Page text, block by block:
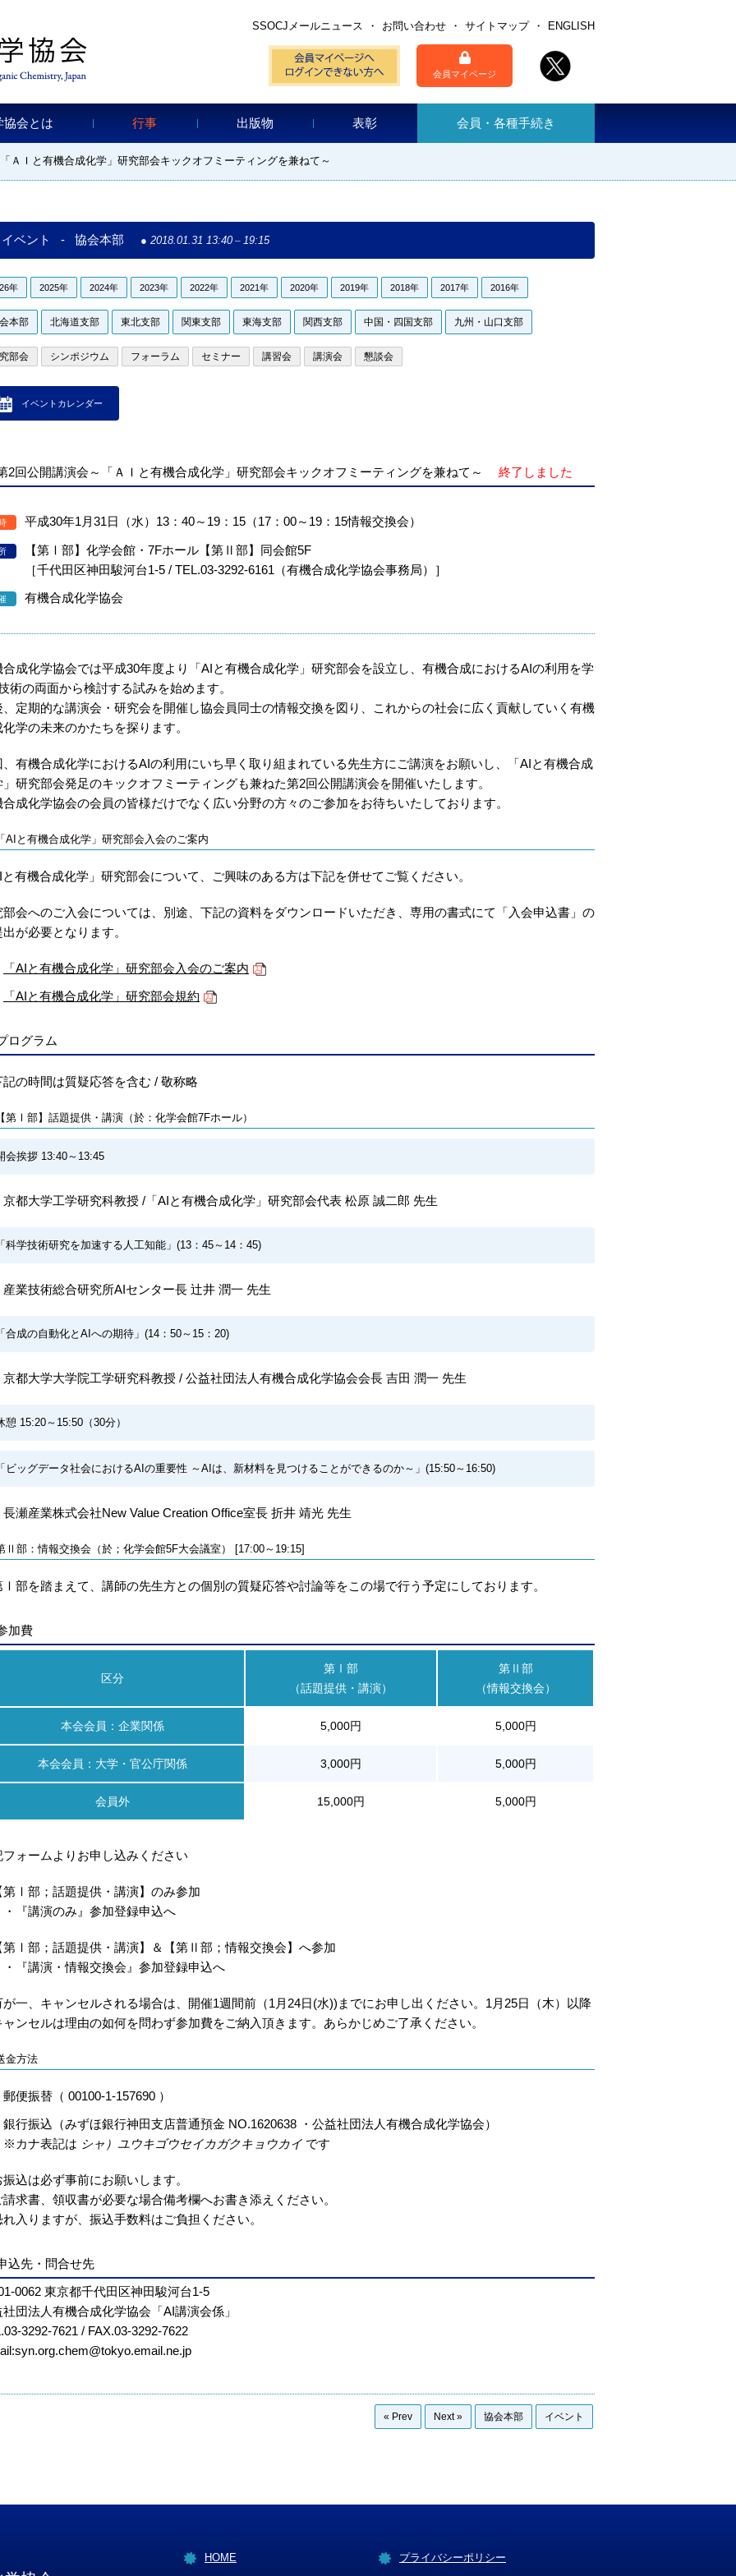
SSOCJメールニュース お問い合わせ サイトマップ ENGLISH
会員マイページ
協会とは 行事 出版物 表彰 会員・各種手続き
ＡＩと有機合成化学」研究部会キックオフミーティングを兼ねて～
イベント - 協会本部 2018.01.31 13:40 – 19:15
年 2025年 2024年 2023年 2022年 2021年 2020年 2019年 2018年 2017年 2016年
本部 北海道支部 東北支部 関東支部 東海支部 関西支部 中国・四国支部 九州・山口支部
部会 シンポジウム フォーラム セミナー 講習会 講演会 懇談会
イベントカレンダー
2回公開講演会～「ＡＩと有機合成化学」研究部会キックオフミーティングを兼ねて～ 終了しました
平成30年1月31日（水）13：40～19：15（17：00～19：15情報交換会）
【第Ⅰ部】化学会館・7Fホール【第Ⅱ部】同会館5F
［千代田区神田駿河台1-5 / TEL.03-3292-6161（有機合成化学協会事務局）］
有機合成化学協会
合成化学協会では平成30年度より「AIと有機合成化学」研究部会を設立し、有機合成におけるAIの利用を学
術の両面から検討する試みを始めます。
、定期的な講演会・研究会を開催し協会員同士の情報交換を図り、これからの社会に広く貢献していく有機
学の未来のかたちを探ります。
、有機合成化学におけるAIの利用にいち早く取り組まれている先生方にご講演をお願いし、「AIと有機合成
」研究部会発足のキックオフミーティングも兼ねた第2回公開講演会を開催いたします。
合成化学協会の会員の皆様だけでなく広い分野の方々のご参加をお待ちいたしております。
AIと有機合成化学」研究部会入会のご案内
有機合成化学」研究部会について、ご興味のある方は下記を併せてご覧ください。
部会へのご入会については、別途、下記の資料をダウンロードいただき、専用の書式にて「入会申込書」の
が必要となります。
「AIと有機合成化学」研究部会入会のご案内
「AIと有機合成化学」研究部会規約
ログラム
の時間は質疑応答を含む / 敬称略
第Ⅰ部】話題提供・講演（於：化学会館7Fホール）
会挨拶 13:40～13:45
京都大学工学研究科教授 /「AIと有機合成化学」研究部会代表 松原 誠二郎 先生
科学技術研究を加速する人工知能」(13：45～14：45)
産業技術総合研究所AIセンター長 辻井 潤一 先生
合成の自動化とAIへの期待」(14：50～15：20)
京都大学大学院工学研究科教授 / 公益社団法人有機合成化学協会会長 吉田 潤一 先生
憩 15:20～15:50（30分）
ビッグデータ社会におけるAIの重要性 ～AIは、新材料を見つけることができるのか～」(15:50～16:50)
長瀬産業株式会社New Value Creation Office室長 折井 靖光 先生
Ⅱ部：情報交換会（於；化学会館5F大会議室） [17:00～19:15]
部を踏まえて、講師の先生方との個別の質疑応答や討論等をこの場で行う予定にしております。
加費
区分
第Ⅰ部
（話題提供・講演）
第Ⅱ部
（情報交換会）
本会会員：企業関係 5,000円 5,000円
本会会員：大学・官公庁関係 3,000円 5,000円
会員外 15,000円 5,000円
フォームよりお申し込みください
Ⅰ部；話題提供・講演】のみ参加
・『講演のみ』参加登録申込へ
Ⅰ部；話題提供・講演】＆【第Ⅱ部；情報交換会】へ参加
・『講演・情報交換会』参加登録申込へ
一、キャンセルされる場合は、開催1週間前（1月24日(水))までにお申し出ください。1月25日（木）以降
ャンセルは理由の如何を問わず参加費をご納入頂きます。あらかじめご了承ください。
金方法
郵便振替（ 00100-1-157690 ）
銀行振込（みずほ銀行神田支店普通預金 NO.1620638 ・公益社団法人有機合成化学協会）
※カナ表記は シャ）ユウキゴウセイカガクキョウカイ です
込は必ず事前にお願いします。
求書、領収書が必要な場合備考欄へお書き添えください。
入りますが、振込手数料はご負担ください。
込先・問合せ先
0062 東京都千代田区神田駿河台1-5
社団法人有機合成化学協会「AI講演会係」
3292-7621 / FAX.03-3292-7622
syn.org.chem tokyo.email.ne.jp
« Prev Next » 協会本部 イベント
HOME プライバシーポリシー